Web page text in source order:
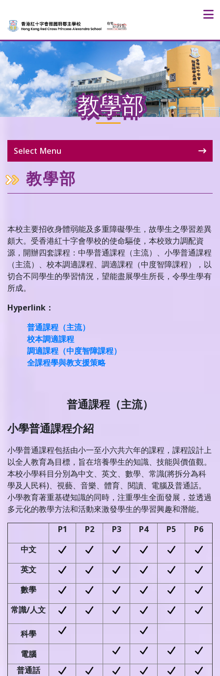
教學部
Select Menu
教學部
本校主要招收身體弱能及多重障礙學生，故學生之學習差異
頗大。受香港紅十字會學校的使命驅使，本校致力調配資
源，開辦四套課程：中學普通課程（主流）、小學普通課程
（主流）、校本調適課程、調適課程（中度智障課程），以
切合不同學生的學習情況，望能盡展學生所長，令學生學有
所成。
Hyperlink ：
普通課程（主流）
校本調適課程
調適課程（中度智障課程）
全課程學與教支援策略
普通課程（主流）
小學普通課程介紹
小學普通課程包括由小一至小六共六年的課程，課程設計上
以全人教育為目標，旨在培養學生的知識、技能與價值觀。
本校小學科目分別為中文、英文、數學、常識(將拆分為科
學及人民科)、視藝、音樂、體育、閱讀、電腦及普通話。
小學教育著重基礎知識的同時，注重學生全面發展，並透過
多元化的教學方法和活動來激發學生的學習興趣和潛能。
P1
P2 P3 P4 P5
P6
中文
英文
數學
常識/人文
科學
電腦
普通話